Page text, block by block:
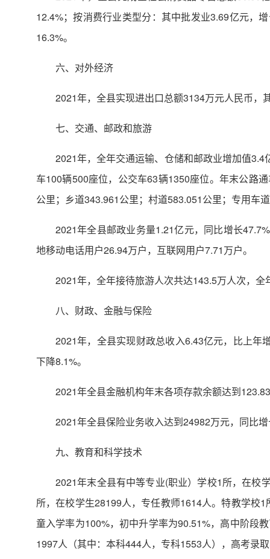
12.4%；按消费行业类型分：其中批发业3.69亿元，
16.3%。
六、对外经济
2021年，全县实现进出口总额3134万元人民币
七、交通、邮政和旅游
2021年，全年交通运输、仓储和邮政业增加值
车100辆500座位，公交车63辆1350座位。年末公路
公里；乡道343.961公里；村道583.051公里；专用车
2021年全县邮政业务量1.21亿元，同比增长
地移动电话用户26.94万户，互联网用户7.71万户。
2021年，全年接待旅游人次共达143.5万人次，
八、财政、金融与保险
2021年，全县实现财政总收入6.43亿元，比上年
下降8.1%。
2021年全县金融机构年末各项存款余额达到
2021年全县保险业务收入达到24982万元，同比
九、教育和科学技术
2021年末全县有中等专业(职业）学校1所，在校
所，在校学生28199人，专任教师1614人。特教学校
童入学率为100%，初中升学率为90.51%，高中阶段
1997人（其中：本科444人，专科1553人），高考录